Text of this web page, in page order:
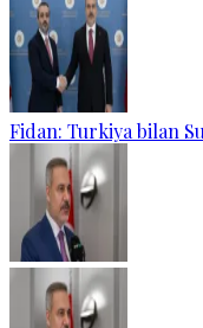
Fidan: Turkiya bilan